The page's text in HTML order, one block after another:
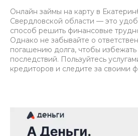
Онлайн займы на карту в
Свердловской области — это
способ решить финансовые
Однако не забывайте о
погашению долга, чтобы
последствий. Пользуйтесь
кредиторов и следите за своими